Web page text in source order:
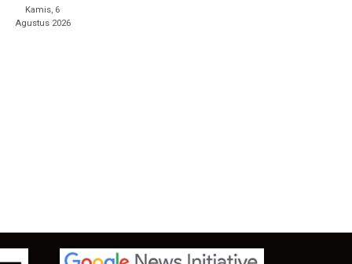
Kamis, 6
Agustus 2026